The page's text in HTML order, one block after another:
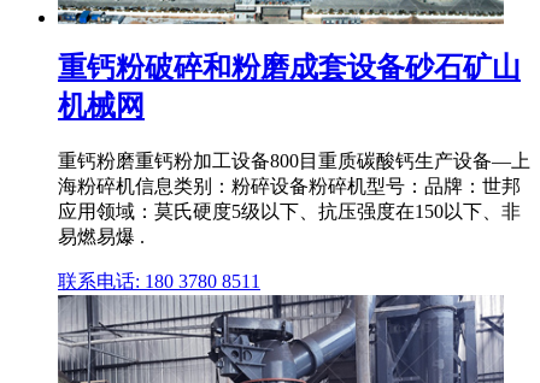
重钙粉破碎和粉磨成套设备砂石矿山
机械网
重钙粉磨重钙粉加工设备800目重质碳酸钙生产设备—上
海粉碎机信息类别：粉碎设备粉碎机型号：品牌：世邦
应用领域：莫氏硬度5级以下、抗压强度在150以下、非
易燃易爆 .
联系电话: 180 3780 8511